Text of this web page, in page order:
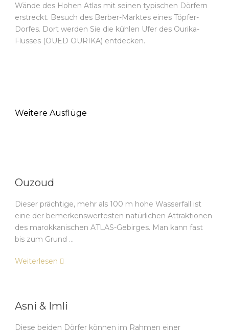
Wände des Hohen Atlas mit seinen typischen Dörfern
erstreckt. Besuch des Berber-Marktes eines Töpfer-
Dorfes. Dort werden Sie die kühlen Ufer des Ourika-
Flusses (OUED OURIKA) entdecken.
Weitere Ausflüge
Ouzoud
Dieser prächtige, mehr als 100 m hohe Wasserfall ist
eine der bemerkenswertesten natürlichen Attraktionen
des marokkanischen ATLAS-Gebirges. Man kann fast
bis zum Grund …
Weiterlesen
Asni & Imli
Diese beiden Dörfer können im Rahmen einer